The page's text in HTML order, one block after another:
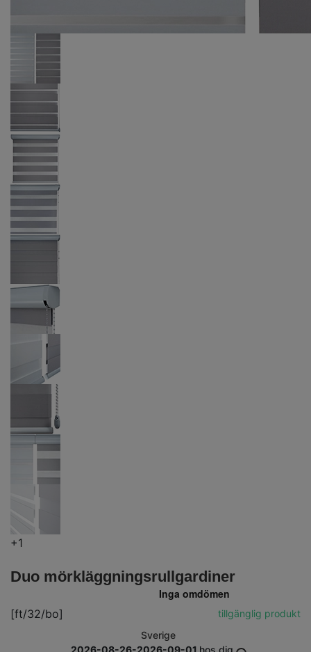
+1
Duo mörkläggningsrullgardiner
[ft/32/bo]
tillgänglig produkt
Sverige
2026-08-26-2026-09-01 hos dig